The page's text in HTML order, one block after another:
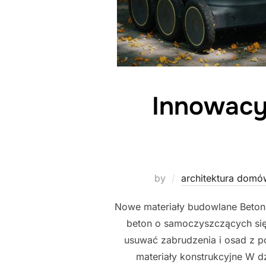
by architektura
Nowe materiały budowlane
beton o samoczyszczących
usuwać zabrudzenia i osad z
materiały konstrukcyjne W